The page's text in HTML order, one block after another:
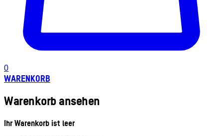
0
WARENKORB
Warenkorb ansehen
Ihr Warenkorb ist leer